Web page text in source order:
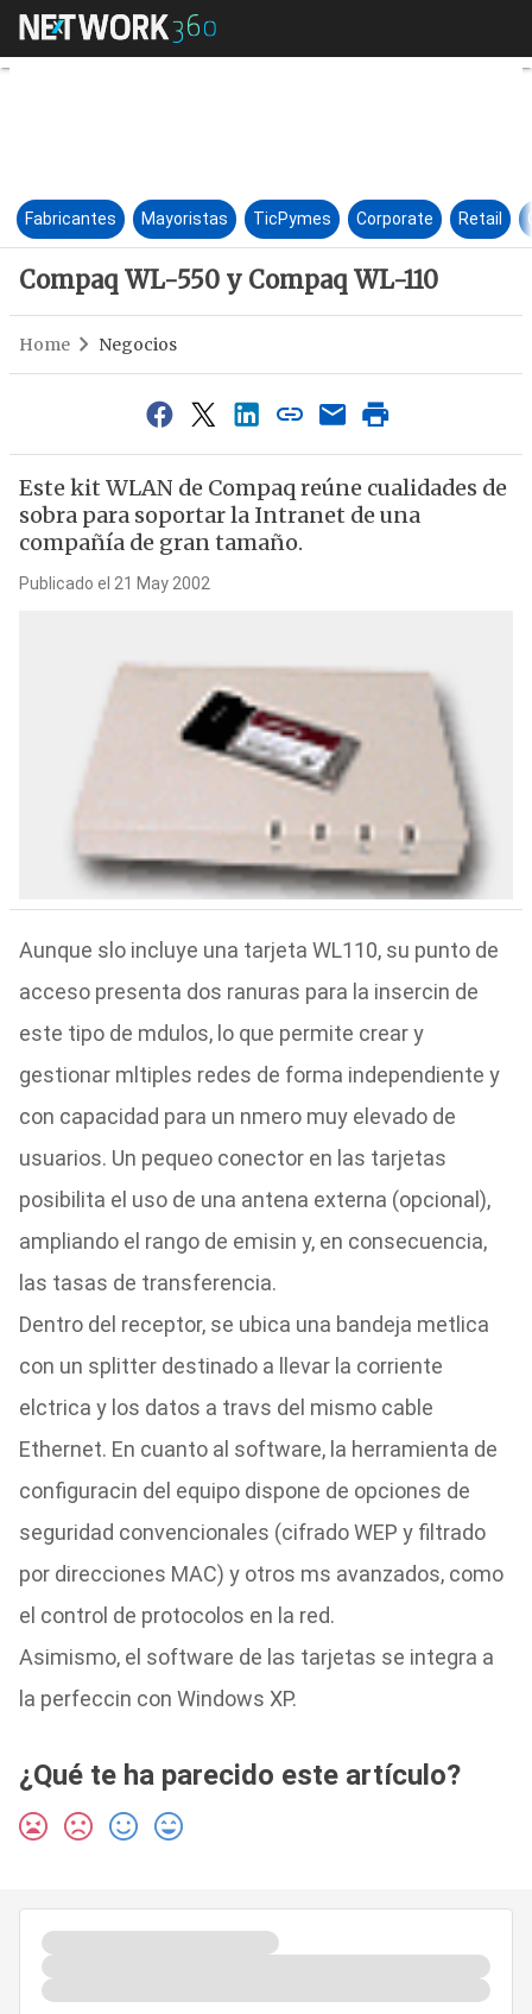
Compaq WL-550 y Compaq
Fabricantes Mayoristas TicPymes Corporate Retail
Compaq WL-550 y Compaq WL-110
Home Negocios
Este kit WLAN de Compaq reúne cualidades de
sobra para soportar la Intranet de una
compañía de gran tamaño.
Publicado el 21 May 2002
Aunque slo incluye una tarjeta WL110, su punto de
acceso presenta dos ranuras para la insercin de
este tipo de mdulos, lo que permite crear y
gestionar mltiples redes de forma independiente y
con capacidad para un nmero muy elevado de
usuarios. Un pequeo conector en las tarjetas
posibilita el uso de una antena externa (opcional),
ampliando el rango de emisin y, en consecuencia,
las tasas de transferencia.
Dentro del receptor, se ubica una bandeja metlica
con un splitter destinado a llevar la corriente
elctrica y los datos a travs del mismo cable
Ethernet. En cuanto al software, la herramienta de
configuracin del equipo dispone de opciones de
seguridad convencionales (cifrado WEP y filtrado
por direcciones MAC) y otros ms avanzados, como
el control de protocolos en la red.
Asimismo, el software de las tarjetas se integra a
la perfeccin con Windows XP.
¿Qué te ha parecido este artículo?